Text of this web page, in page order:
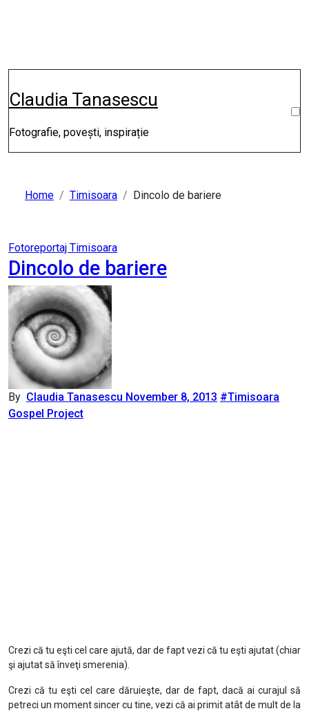
Claudia Tanasescu
Fotografie, povești, inspirație
Home Timisoara Dincolo de bariere
Fotoreportaj Timisoara
Dincolo de bariere
By Claudia Tanasescu November 8, 2013 #Timisoara
Gospel Project
Crezi că tu eşti cel care ajută, dar de fapt vezi că tu eşti ajutat (chiar
şi ajutat să înveţi smerenia).
Crezi că tu eşti cel care dăruieşte, dar de fapt, dacă ai curajul să
petreci un moment sincer cu tine, vezi că ai primit atât de mult de la